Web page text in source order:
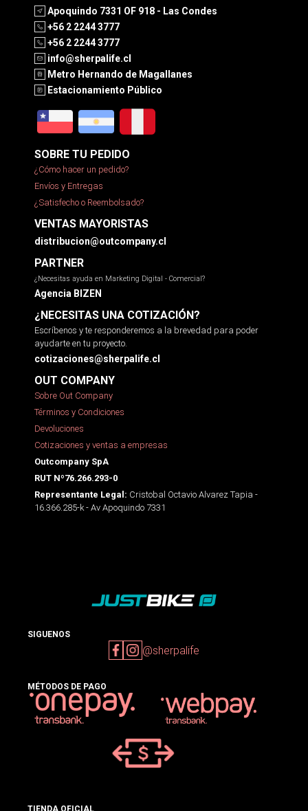
Apoquindo 7331 OF 918 - Las Condes
+56 2 2244 3777
+56 2 2244 3777
info@sherpalife.cl
Metro Hernando de Magallanes
Estacionamiento Público
SOBRE TU PEDIDO
¿Cómo hacer un pedido?
Envíos y Entregas
¿Satisfecho o Reembolsado?
VENTAS MAYORISTAS
distribucion@outcompany.cl
PARTNER
¿Necesitas ayuda en Marketing Digital - Comercial?
Agencia BIZEN
¿NECESITAS UNA COTIZACIÓN?
Escríbenos y te responderemos a la brevedad para poder
ayudarte en tu proyecto.
cotizaciones@sherpalife.cl
OUT COMPANY
Sobre Out Company
Términos y Condiciones
Devoluciones
Cotizaciones y ventas a empresas
Outcompany SpA
RUT Nº76.266.293-0
Representante Legal: Cristobal Octavio Alvarez Tapia -
16.366.285-k - Av Apoquindo 7331
SIGUENOS
@sherpalife
MÉTODOS DE PAGO
TIENDA OFICIAL